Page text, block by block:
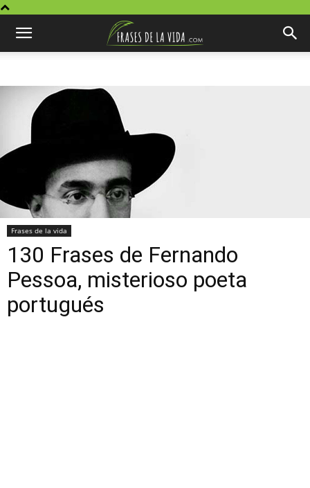
Frases de la vida
130 Frases de Fernando
Pessoa, misterioso poeta
portugués